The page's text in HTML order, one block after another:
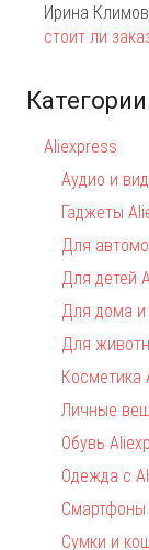
Ирина
стоит ли
Aliexpress
Аудио и
Гаджеты
Для
Для детей
Для дома и
Для
Косметика
Личные
Обувь
Одежда с
Смартфоны
Сумки и